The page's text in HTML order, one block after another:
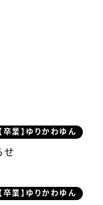
【卒業】ゆりかわゆん
せ
【卒業】ゆりかわゆん